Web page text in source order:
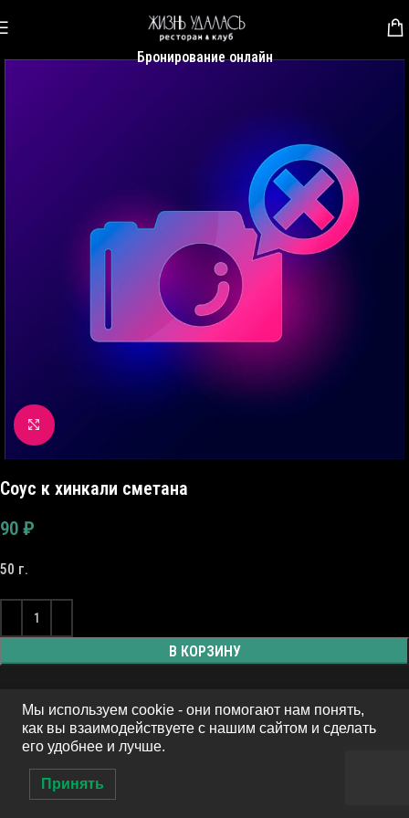
Бронирование онлайн
Click to enlarge
Соус к хинкали сметана
90 ₽
50 г.
В КОРЗИНУ
Мы используем cookie - они помогают нам понять,
как вы взаимодействуете с нашим сайтом и сделать
его удобнее и лучше.
Принять